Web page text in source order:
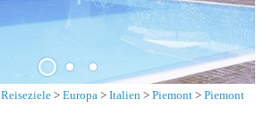
Reiseziele > Europa > Italien > Piemont > Piemont